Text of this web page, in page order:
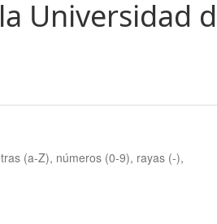
Universidad
(a-Z), números (0-9), rayas (-),